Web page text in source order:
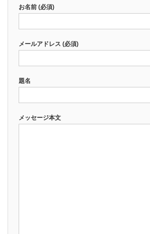
お名前 (必須)
メールアドレス (必須)
題名
メッセージ本文